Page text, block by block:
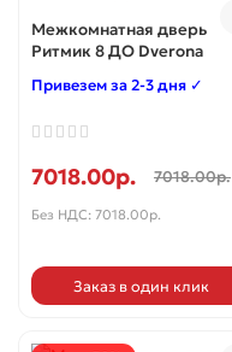
Межкомнатная дверь
Ритмик 8 ДО Dverona
Привезем за 2-3 дня ✓
7018.00р. 7018.00р.
Без НДС: 7018.00р.
Заказ в один клик